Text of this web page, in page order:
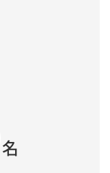
名